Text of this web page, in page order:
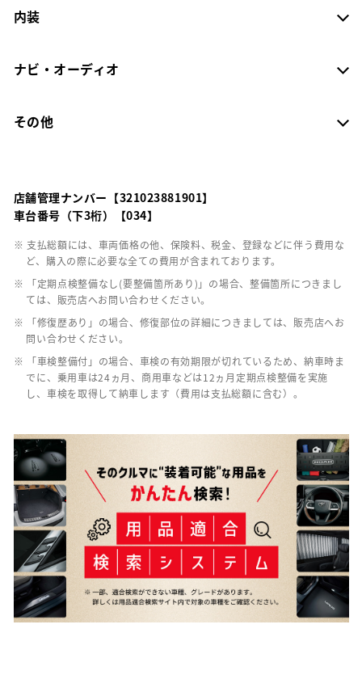
内装
ナビ・オーディオ
その他
店舗管理ナンバー【321023881901】
車台番号（下3桁）【034】
※ 支払総額には、車両価格の他、保険料、税金、登録などに伴う費用な
ど、購入の際に必要な全ての費用が含まれております。
※ 「定期点検整備なし(要整備箇所あり)」の場合、整備箇所につきまし
ては、販売店へお問い合わせください。
※ 「修復歴あり」の場合、修復部位の詳細につきましては、販売店へお
問い合わせください。
※ 「車検整備付」の場合、車検の有効期限が切れているため、納車時ま
でに、乗用車は24ヵ月、商用車などは12ヵ月定期点検整備を実施
し、車検を取得して納車します（費用は支払総額に含む）。